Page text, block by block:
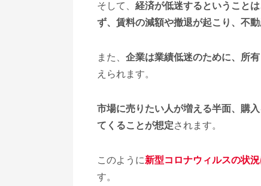
そして、 経済が低迷するということ
ず、賃料の減額や撤退が起こり、不
また、 企業は業績低迷のために、所
えられます。
市場に売りたい人が増える半面、購
てくることが想定されます。
このように新型コロナウィルスの状
す。